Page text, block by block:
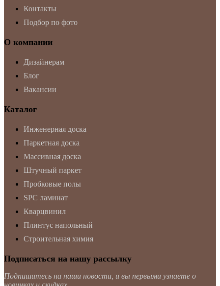
Контакты
Подбор по фото
О компании
Дизайнерам
Блог
Вакансии
Каталог
Инженерная доска
Паркетная доска
Массивная доска
Штучный паркет
Пробковые полы
SPC ламинат
Кварцвинил
Плинтус напольный
Строительная химия
Подписаться на нашу рассылку
Подпишитесь на наши новости, и вы первыми узнаете о